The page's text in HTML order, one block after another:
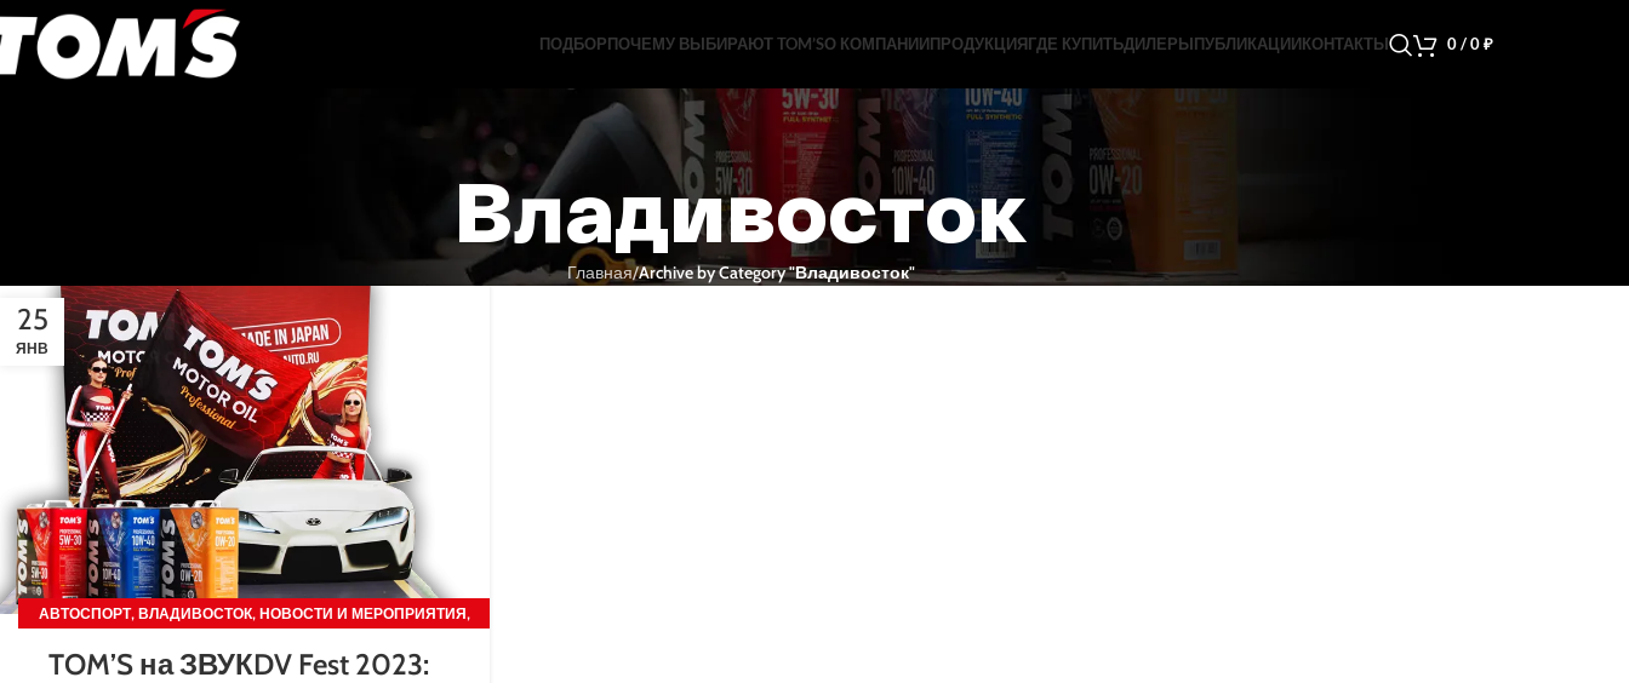
ПОДБОРПОЧЕМУ ВЫБИРАЮТ TOM’SО КОМПАНИИПРОДУКЦИЯГДЕ КУПИТЬДИЛЕРЫПУБЛИКАЦИИКОНТАКТЫ 0/0₽
Владивосток
Главная Archive by Category "Владивосток"
25
ЯНВ
АВТОСПОРТ, ВЛАДИВОСТОК, НОВОСТИ И МЕРОПРИЯТИЯ,
TOM’S на ЗВУКDV Fest 2023: